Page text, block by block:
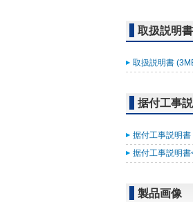
取扱説明書
取扱説明書
据付工事
据付工事説明書
据付工事説明
製品画像